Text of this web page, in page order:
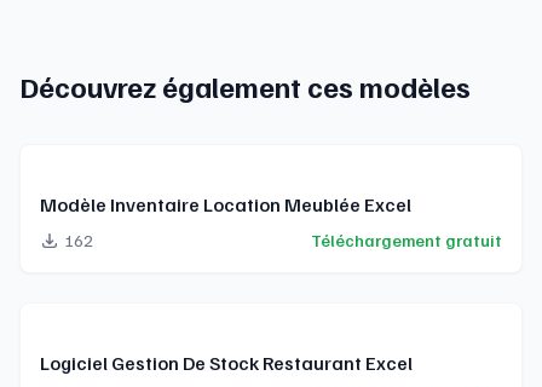
Découvrez également ces modèles
Modèle Inventaire Location Meublée Excel
162 Téléchargement gratuit
Logiciel Gestion De Stock Restaurant Excel